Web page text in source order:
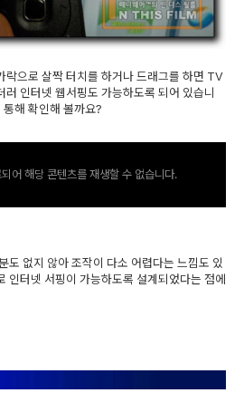
락으로 살짝 터치를 하거나 드래그를 하면 TV
인터넷 웹서핑도 가능하도록 되어 있습니
해 확인해 볼까요?
어 해당 콘텐츠를 재생할 수 없습니다.
도 없지 않아 조작이 다소 어렵다는 느낌도 있
인터넷 서핑이 가능하도록 설계되었다는 점에